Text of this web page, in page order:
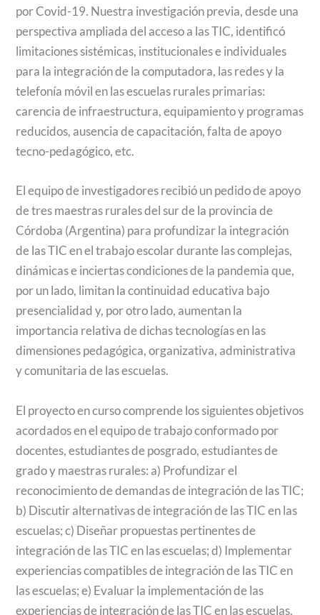
por Covid-19. Nuestra investigación previa, desde una
perspectiva ampliada del acceso a las TIC, identificó
limitaciones sistémicas, institucionales e individuales
para la integración de la computadora, las redes y la
telefonía móvil en las escuelas rurales primarias:
carencia de infraestructura, equipamiento y programas
reducidos, ausencia de capacitación, falta de apoyo
tecno-pedagógico, etc.
El equipo de investigadores recibió un pedido de apoyo
de tres maestras rurales del sur de la provincia de
Córdoba (Argentina) para profundizar la integración
de las TIC en el trabajo escolar durante las complejas,
dinámicas e inciertas condiciones de la pandemia que,
por un lado, limitan la continuidad educativa bajo
presencialidad y, por otro lado, aumentan la
importancia relativa de dichas tecnologías en las
dimensiones pedagógica, organizativa, administrativa
y comunitaria de las escuelas.
El proyecto en curso comprende los siguientes objetivos
acordados en el equipo de trabajo conformado por
docentes, estudiantes de posgrado, estudiantes de
grado y maestras rurales: a) Profundizar el
reconocimiento de demandas de integración de las TIC;
b) Discutir alternativas de integración de las TIC en las
escuelas; c) Diseñar propuestas pertinentes de
integración de las TIC en las escuelas; d) Implementar
experiencias compatibles de integración de las TIC en
las escuelas; e) Evaluar la implementación de las
experiencias de integración de las TIC en las escuelas.